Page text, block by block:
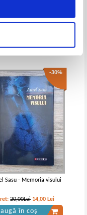
unui batran crocodil
-30%
Sasu - Memoria visului
20,00Lei 14,00 Lei
în coș